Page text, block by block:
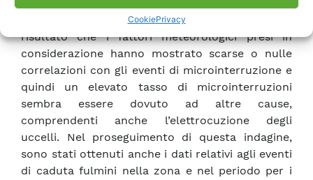
CookiePrivacy
e con le variabili meteorologiche disponibili. Ne è
risultato che i fattori meteorologici presi in
considerazione hanno mostrato scarse o nulle
correlazioni con gli eventi di microinterruzione e
quindi un elevato tasso di microinterruzioni
sembra essere dovuto ad altre cause,
comprendenti anche l’elettrocuzione degli
uccelli. Nel proseguimento di questa indagine,
sono stati ottenuti anche i dati relativi agli eventi
di caduta fulmini nella zona e nel periodo per i